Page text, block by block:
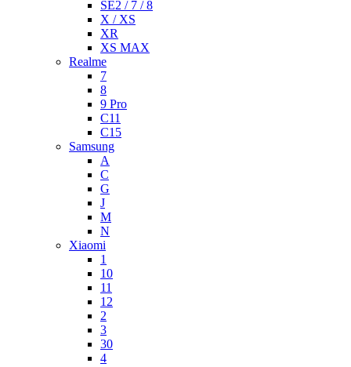
SE2 / 7 / 8
X / XS
XR
XS MAX
Realme
7
8
9 Pro
C11
C15
Samsung
A
C
G
J
M
N
Xiaomi
1
10
11
12
2
3
30
4